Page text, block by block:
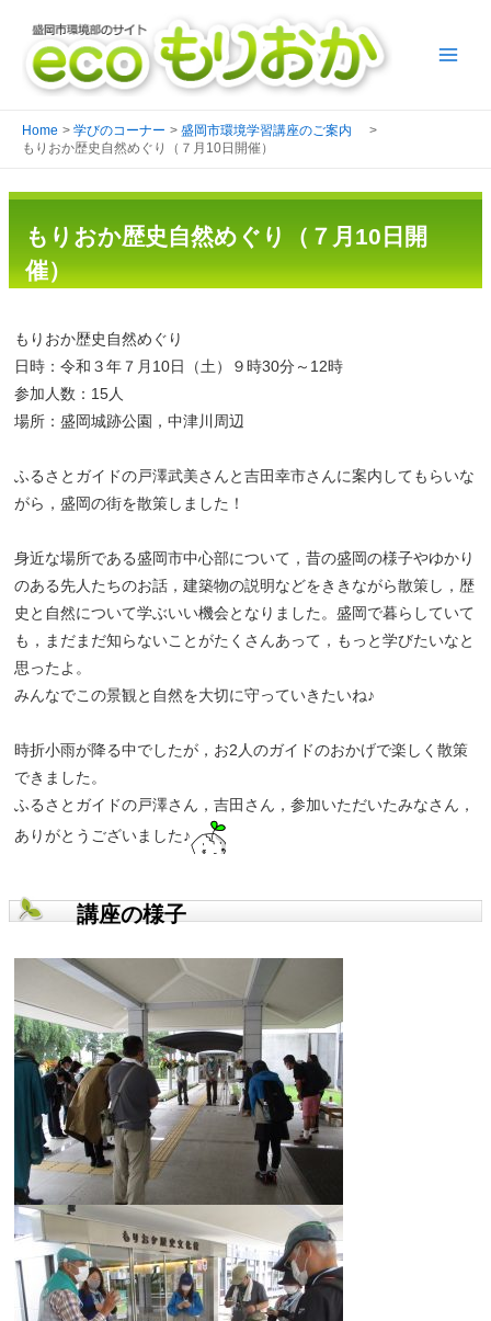
Home 学びのコーナー
盛岡市環境学習講座のご案内
もりおか歴史自然めぐり（７月10日開催）
もりおか歴史自然めぐり（７月10日開
催）
もりおか歴史自然めぐり
日時：令和３年７月10日（土）９時30分～12時
参加人数：15人
場所：盛岡城跡公園，中津川周辺
ふるさとガイドの戸澤武美さんと吉田幸市さんに案内してもらいな
がら，盛岡の街を散策しました！
身近な場所である盛岡市中心部について，昔の盛岡の様子やゆかり
のある先人たちのお話，建築物の説明などをききながら散策し，歴
史と自然について学ぶいい機会となりました。盛岡で暮らしていて
も，まだまだ知らないことがたくさんあって，もっと学びたいなと
思ったよ。
みんなでこの景観と自然を大切に守っていきたいね♪
時折小雨が降る中でしたが，お2人のガイドのおかげで楽しく散策
できました。
ふるさとガイドの戸澤さん，吉田さん，参加いただいたみなさん，
ありがとうございました♪
講座の様子